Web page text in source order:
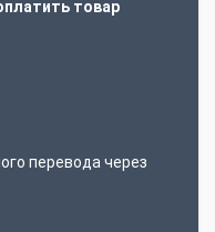
товар
перевода через